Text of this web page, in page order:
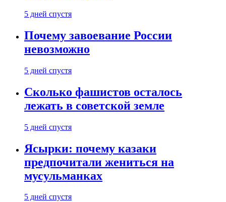
5 дней спустя
Почему завоевание России
невозможно
5 дней спустя
Сколько фашистов осталось
лежать в советской земле
5 дней спустя
Ясырки: почему казаки
предпочитали жениться на
мусульманках
5 дней спустя